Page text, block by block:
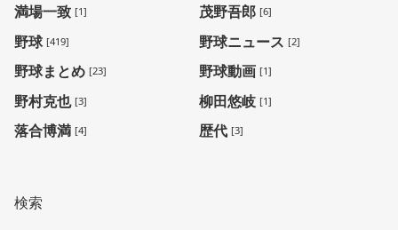
満場一致 [1] 茂野吾郎 [6]
野球 [419] 野球ニュース [2]
野球まとめ [23] 野球動画 [1]
野村克也 [3] 柳田悠岐 [1]
落合博満 [4] 歴代 [3]
検索